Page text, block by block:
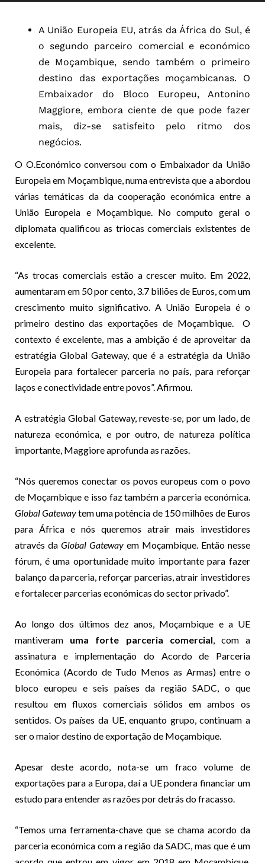
A União Europeia EU, atrás da África do Sul, é
o segundo parceiro comercial e económico
de Moçambique, sendo também o primeiro
destino das exportações moçambicanas. O
Embaixador do Bloco Europeu, Antonino
Maggiore, embora ciente de que pode fazer
mais, diz-se satisfeito pelo ritmo dos
negócios.
O O.Económico conversou com o Embaixador da União
Europeia em Moçambique, numa entrevista que a abordou
várias temáticas da da cooperação económica entre a
União Europeia e Moçambique. No computo geral o
diplomata qualificou as triocas comerciais existentes de
excelente.
“As trocas comerciais estão a crescer muito. Em 2022,
aumentaram em 50 por cento, 3.7 biliões de Euros, com um
crescimento muito significativo. A União Europeia é o
primeiro destino das exportações de Moçambique. O
contexto é excelente, mas a ambição é de aproveitar da
estratégia Global Gateway, que é a estratégia da União
Europeia para fortalecer parceria no país, para reforçar
laços e conectividade entre povos”. Afirmou.
A estratégia Global Gateway, reveste-se, por um lado, de
natureza económica, e por outro, de natureza política
importante, Maggiore aprofunda as razões.
“Nós queremos conectar os povos europeus com o povo
de Moçambique e isso faz também a parceria económica.
Global Gatewaytem uma potência de 150 milhões de Euros
para África e nós queremos atrair mais investidores
através da Global Gateway em Moçambique. Então nesse
fórum, é uma oportunidade muito importante para fazer
balanço da parceria, reforçar parcerias, atrair investidores
e fortalecer parcerias económicas do sector privado”.
Ao longo dos últimos dez anos, Moçambique e a UE
mantiveram uma forte parceria comercial, com a
assinatura e implementação do Acordo de Parceria
Económica (Acordo de Tudo Menos as Armas) entre o
bloco europeu e seis países da região SADC, o que
resultou em fluxos comerciais sólidos em ambos os
sentidos. Os países da UE, enquanto grupo, continuam a
ser o maior destino de exportação de Moçambique.
Apesar deste acordo, nota-se um fraco volume de
exportações para a Europa, daí a UE pondera financiar um
estudo para entender as razões por detrás do fracasso.
“Temos uma ferramenta-chave que se chama acordo da
parceria económica com a região da SADC, mas que é um